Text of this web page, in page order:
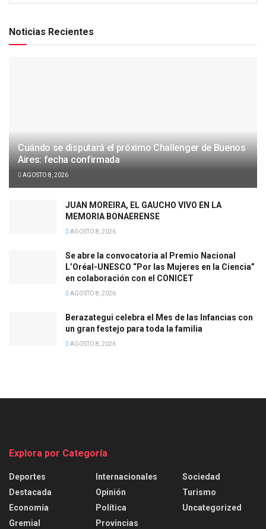
Noticias Recientes
Cuándo se disputará el próximo Challenger de Buenos
Aires: fecha confirmada
AGOSTO 8, 2026
JUAN MOREIRA, EL GAUCHO VIVO EN LA
MEMORIA BONAERENSE
AGOSTO 8, 2026
Se abre la convocatoria al Premio Nacional
L’Oréal-UNESCO “Por las Mujeres en la Ciencia”
en colaboración con el CONICET
AGOSTO 8, 2026
Berazategui celebra el Mes de las Infancias con
un gran festejo para toda la familia
AGOSTO 8, 2026
Explora por Categoría
Deportes
Destacada
Economía
Gremial
Internacionales
Opinión
Política
Provincias
Sociedad
Turismo
Uncategorized